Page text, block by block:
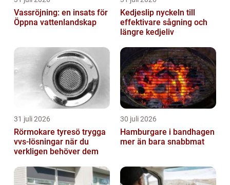
Vassröjning: en insats för
Öppna vattenlandskap
Kedjeslip nyckeln till
effektivare sågning och
längre kedjeliv
31 juli 2026
Rörmokare tyresö trygga
vvs-lösningar när du
verkligen behöver dem
30 juli 2026
Hamburgare i bandhagen
mer än bara snabbmat